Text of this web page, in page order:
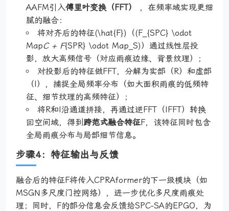
AAFM引入傅里叶变换（FFT）
，在频率域实现更细
腻的融合：
将对齐后的特征(\hat{F})（(F_{SPC} \odot
MapC + F{SPR} \odot Map_S)）通过线性层投
影，放大高频信号（对应雨痕边缘、背景纹理）；
对投影后的特征做FFT，分解为实部（R）和虚部
（I），捕捉全局频率分布（如大面积雨痕的低频特
征、细节纹理的高频特征）；
将R和I沿通道拼接，再通过逆FFT（IFFT）转换
回空间域，得到 跨范式融合特征F，该特征同时包含
全局雨痕分布与局部细节信息。
步骤4：特征输出与反馈
融合后的特征F将传入CPRAformer的下一级模块（如
MSGN多尺度门控网络），进一步优化多尺度雨痕处
理；同时，F的部分信息会反馈给SPC-SA的EPGO，为